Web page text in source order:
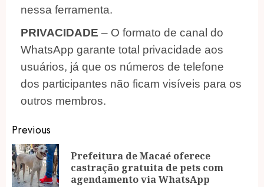
nessa ferramenta.
PRIVACIDADE – O formato de canal do
WhatsApp garante total privacidade aos
usuários, já que os números de telefone
dos participantes não ficam visíveis para os
outros membros.
Post
navigation
Previous
Prefeitura de Macaé oferece
castração gratuita de pets com
agendamento via WhatsApp